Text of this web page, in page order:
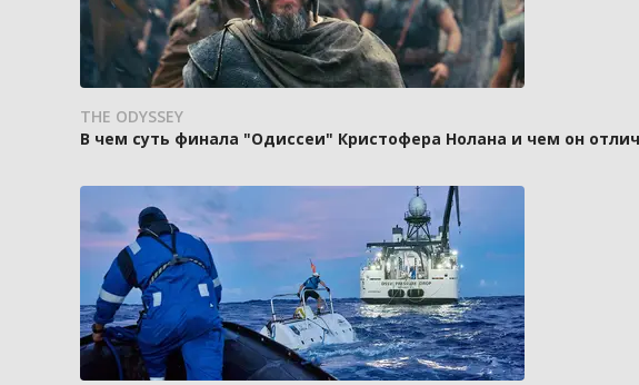
THE ODYSSEY
В чем суть финала "Одиссеи" Кристофера Нолана и чем он